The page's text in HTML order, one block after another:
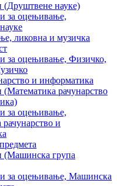
(Друштвене науке)
за оцењивање,
ликовна и музичка
за оцењивање, Физичко,
и информатика
рачунарство
за оцењивање,
и
(Машинска група
за оцењивање, Машинска